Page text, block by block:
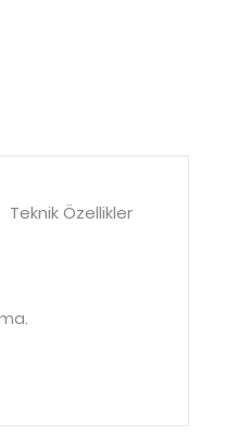
Teknik Özellikler